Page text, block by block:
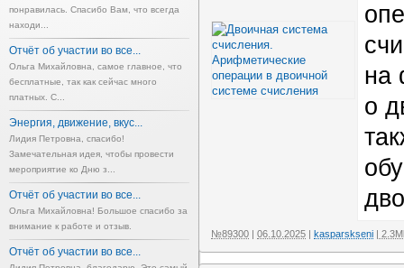
понравилась. Спасибо Вам, что всегда
находи...
Отчёт об участии во все...
Ольга Михайловна, самое главное, что
бесплатные, так как сейчас много
платных. С...
Энергия, движение, вкус...
Лидия Петровна, спасибо!
Замечательная идея, чтобы провести
мероприятие ко Дню з...
Отчёт об участии во все...
Ольга Михайловна! Большое спасибо за
внимание к работе и отзыв.
Отчёт об участии во все...
на
о
№89300 06.10.2025 kasparskseni |